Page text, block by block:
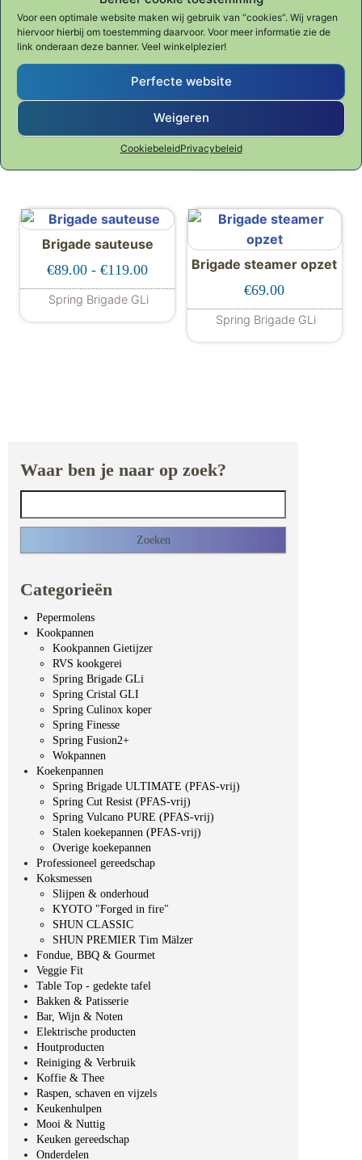
Voor een optimale website maken wij gebruik van “cookies”. Wij vragen
hiervoor hierbij om toestemming daarvoor. Voor meer informatie zie de
link onderaan deze banner. Veel winkelplezier!
Perfecte website
Weigeren
CookiebeleidPrivacybeleid
Aanbieding!
Brigade 4-delig kookset
€576.00 Oorspronkelijke prijs was: €576.00.
€369.00Huidige prijs is: €369.00.
Aanbieding!
Brigade 4-delig
Spring Brigade GLi
Brigade sauteuse
€89.00 - €119.00Prijsklasse: €89.00 tot €119.00
Spring Brigade GLi
Dit product heeft meerdere variaties.
Brigade steamer opzet
€69.00
Spring Brigade GLi
Waar ben je naar op zoek?
Categorieën
Pepermolens
Kookpannen
Kookpannen Gietijzer
RVS kookgerei
Spring Brigade GLi
Spring Cristal GLI
Spring Culinox koper
Spring Finesse
Spring Fusion2+
Wokpannen
Koekenpannen
Spring Brigade ULTIMATE (PFAS-vrij)
Spring Cut Resist (PFAS-vrij)
Spring Vulcano PURE (PFAS-vrij)
Stalen koekepannen (PFAS-vrij)
Overige koekepannen
Professioneel gereedschap
Koksmessen
Slijpen & onderhoud
KYOTO "Forged in fire"
SHUN CLASSIC
SHUN PREMIER Tim Mälzer
Fondue, BBQ & Gourmet
Veggie Fit
Table Top - gedekte tafel
Bakken & Patisserie
Bar, Wijn & Noten
Elektrische producten
Houtproducten
Reiniging & Verbruik
Koffie & Thee
Raspen, schaven en vijzels
Keukenhulpen
Mooi & Nuttig
Keuken gereedschap
Onderdelen